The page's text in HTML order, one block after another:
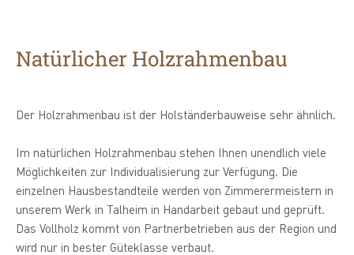
Natürlicher Holzrahmenbau
Der Holzrahmenbau ist der Holständerbauweise sehr ähnlich.
Im natürlichen Holzrahmenbau stehen Ihnen unendlich viele
Möglichkeiten zur Individualisierung zur Verfügung. Die
einzelnen Hausbestandteile werden von Zimmerermeistern in
unserem Werk in Talheim in Handarbeit gebaut und geprüft.
Das Vollholz kommt von Partnerbetrieben aus der Region und
wird nur in bester Güteklasse verbaut.